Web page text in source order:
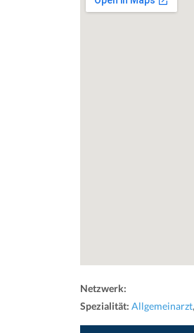
Netzwerk:
Spezialität: Allgemeinarzt,